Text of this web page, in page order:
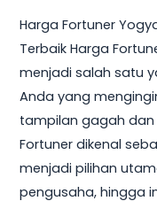
Harga Fortuner
Terbaik Harga
menjadi salah satu
Anda yang
tampilan gagah
Fortuner dikenal
menjadi pilihan
pengusaha, hingga
Terbaru:
Promo,
DP
Ringan
&
Cicilan
Mulai
10